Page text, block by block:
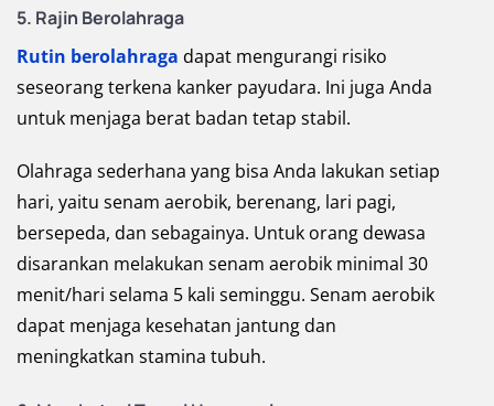
5. Rajin Berolahraga
Rutin berolahraga dapat mengurangi risiko
seseorang terkena kanker payudara. Ini juga Anda
untuk menjaga berat badan tetap stabil.
Olahraga sederhana yang bisa Anda lakukan setiap
hari, yaitu senam aerobik, berenang, lari pagi,
bersepeda, dan sebagainya. Untuk orang dewasa
disarankan melakukan senam aerobik minimal 30
menit/hari selama 5 kali seminggu. Senam aerobik
dapat menjaga kesehatan jantung dan
meningkatkan stamina tubuh.